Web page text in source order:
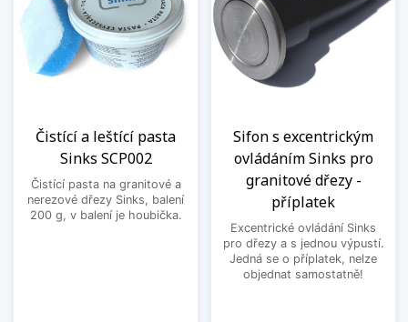
Čistící a leštící pasta
Sinks SCP002
Čistící pasta na granitové a
nerezové dřezy Sinks, balení
200 g, v balení je houbička.
Sifon s excentrickým
ovládáním Sinks pro
granitové dřezy -
příplatek
Excentrické ovládání Sinks
pro dřezy a s jednou výpustí.
Jedná se o příplatek, nelze
objednat samostatně!